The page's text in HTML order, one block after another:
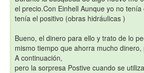
el precio.Con Einhell Aunque yo no
tenía el positivo (obras hidráulicas )
Bueno, el dinero para ello y trato de lo
mismo tiempo que ahorra mucho dinero,
A continuación,
pero la sorpresa Postive cuando se